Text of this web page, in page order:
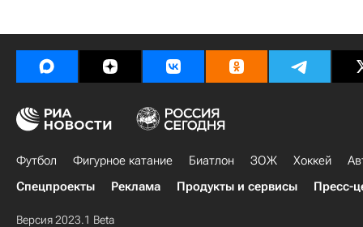
Футбол Фигурное катание Биатлон ЗОЖ Хоккей
Спецпроекты
Реклама Продукты и сервисы Пресс-
Версия 2023.1 Beta